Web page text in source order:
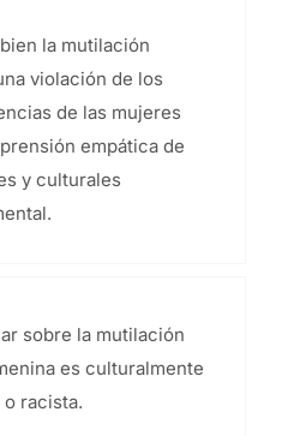
la mutilación
violación de los
de las mujeres
empática de
y culturales
sobre la mutilación
es culturalmente
racista.